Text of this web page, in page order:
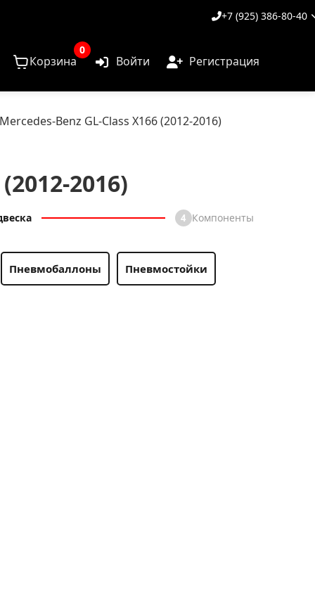
+7 (925) 386-80-40
Корзина
0
Войти Регистрация
Benz GL-Class X166 (2012-2016)
2016)
4 Компоненты
Пневмобаллоны Пневмостойки